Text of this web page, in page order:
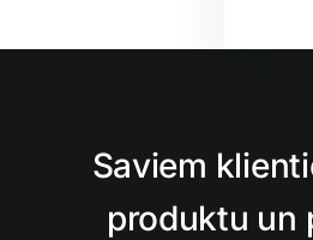
Saviem
produktu un